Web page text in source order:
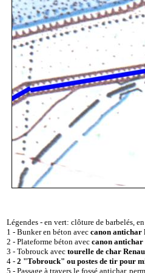
Légendes - en vert: clôture de barbelés,
1 - Bunker en béton avec canon antichar
2 - Plateforme béton avec canon antichar
3 - Tobrouck avec tourelle de char
4 - 2 "Tobrouck" ou postes de tir pour
5 - Passage à travers le fossé antichar,